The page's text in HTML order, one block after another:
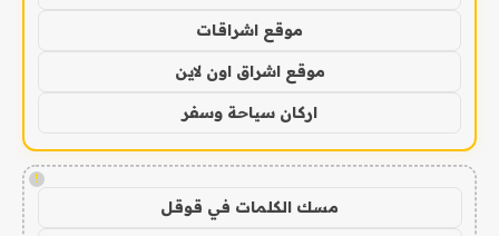
موقع اشراقات
موقع اشراق اون لاين
اركان سياحة وسفر
!
مسك الكلمات في قوقل